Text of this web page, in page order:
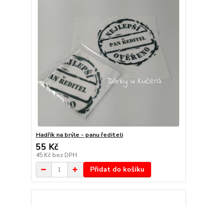
Hadřík na brýle - panu řediteli
55 Kč
45 Kč bez DPH
Přidat do košíku